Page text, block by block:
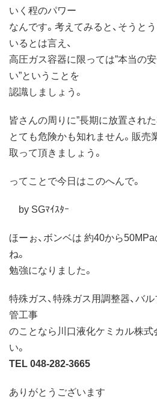
いく程のパワー
なんです。考えてみると、そうと
いるとは言え、
高圧ガス容器に限っては”本当の
い”ということを
認識しましょう。
皆さんの周りに”長期に放置され
とても危険かも知れません。販売
取って頂きましょう。
ってことで今日はこのへんで。
by SGﾏｲｽﾀｰ
ほーぉ、ボンベは 約40から
ね。
勉強になりました。
特殊ガス、特殊ガス用調整器、バ
管工事
のことなら川口液化ケミカル株式
い。
TEL 048-282-3665
ありがとうございます